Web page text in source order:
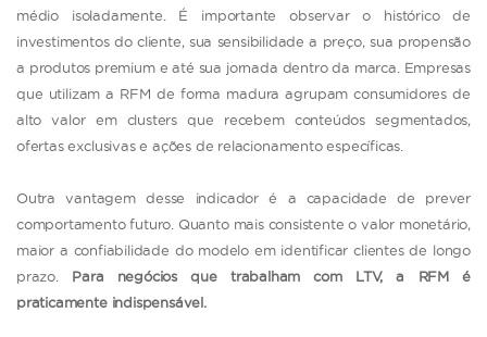
médio isoladamente. É importante observar o histórico de
investimentos do cliente, sua sensibilidade a preço, sua propensão
a produtos premium e até sua jornada dentro da marca. Empresas
que utilizam a RFM de forma madura agrupam consumidores de
alto valor em clusters que recebem conteúdos segmentados,
ofertas exclusivas e ações de relacionamento específicas.
Outra vantagem desse indicador é a capacidade de prever
comportamento futuro. Quanto mais consistente o valor monetário,
maior a confiabilidade do modelo em identificar clientes de longo
prazo.
Para negócios que trabalham com LTV, a RFM é
praticamente indispensável.